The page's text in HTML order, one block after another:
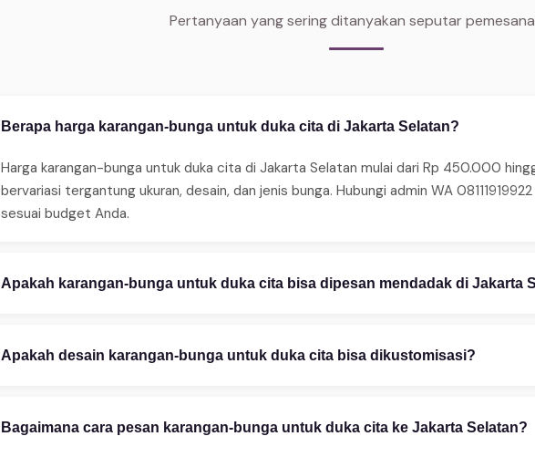
Pertanyaan yang sering ditanyakan seputar
Berapa harga karangan-bunga untuk duka cita di Jakarta Selatan?
Harga karangan-bunga untuk duka cita di Jakarta Selatan mulai dari Rp 450.000
bervariasi tergantung ukuran, desain, dan jenis bunga. Hubungi admin WA
sesuai budget Anda.
Apakah karangan-bunga untuk duka cita bisa dipesan mendadak di Jakarta
sebelum jam 14:00. Tersedia juga layanan express 2–4 jam untuk area tertentu.
Apakah desain karangan-bunga untuk duka cita bisa dikustomisasi?
aksesoris. Konsultasi desain gratis via WhatsApp 08111919922. Foto referensi sangat
Bagaimana cara pesan karangan-bunga untuk duka cita ke Jakarta Selatan?